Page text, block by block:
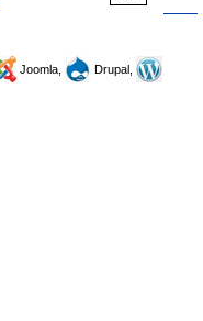
Joomla,
Drupal,